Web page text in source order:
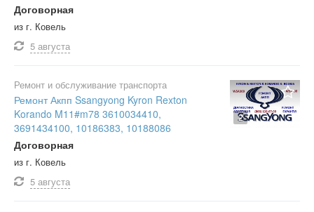
Договорная
из г. Ковель
5 августа
2
Ремонт и обслуживание транспорта
Ремонт Акпп Ssangyong Kyron Rexton
Korando M11#m78 3610034410,
3691434100, 10186383, 10188086
Договорная
из г. Ковель
5 августа